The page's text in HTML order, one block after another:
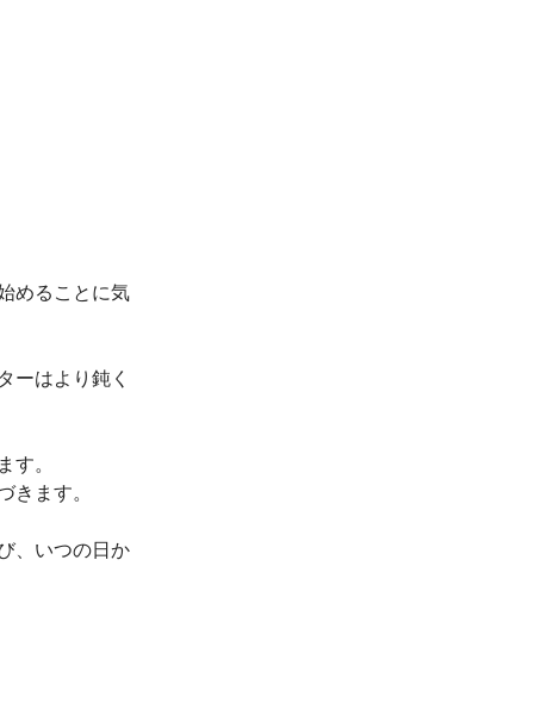
めることに気
ーはより鈍く
。
ます。
、いつの日か